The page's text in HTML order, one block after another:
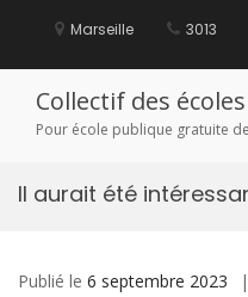
Marseille 3013
Collectif des
Pour école publique gratuite
Il aurait été
Publié le 6 septembre 2023